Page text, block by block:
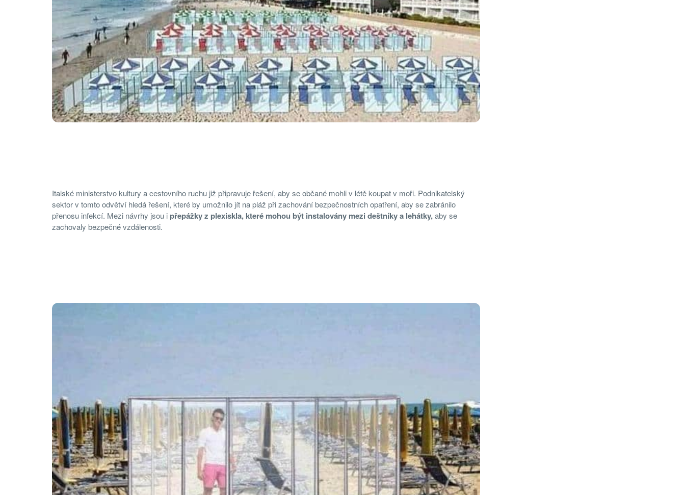
Italské ministerstvo kultury a cestovního ruchu již připravuje řešení, aby se občané mohli v létě koupat v moři. Podnikatelský
sektor v tomto odvětví hledá řešení, které by umožnilo jít na pláž při zachování bezpečnostních opatření, aby se zabránilo
přenosu infekcí. Mezi návrhy jsou i přepážky z plexiskla, které mohou být instalovány mezi deštníky a lehátky,aby se
zachovaly bezpečné vzdálenosti.